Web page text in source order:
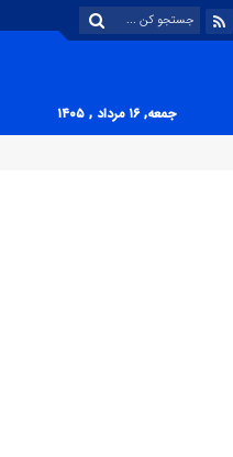
جمعه, ۱۶ مرداد , ۱۴۰۵